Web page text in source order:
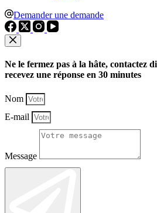
Demander une demande
Ne le fermez pas à la hâte, contactez
recevez une réponse en 30 minutes
Nom
E-mail
Message